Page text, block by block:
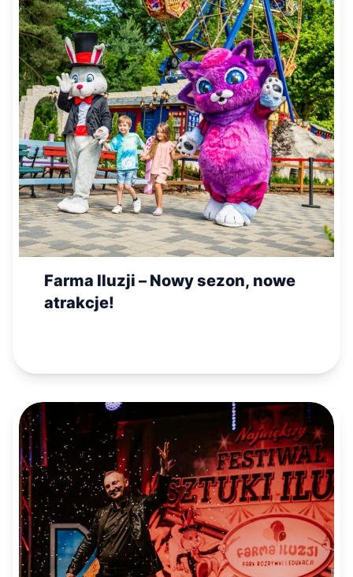
Farma Iluzji – Nowy sezon, nowe
atrakcje!